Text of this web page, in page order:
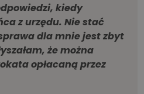
kiedy
z urzędu. Nie stać
dla mnie jest zbyt
że można
opłacaną przez